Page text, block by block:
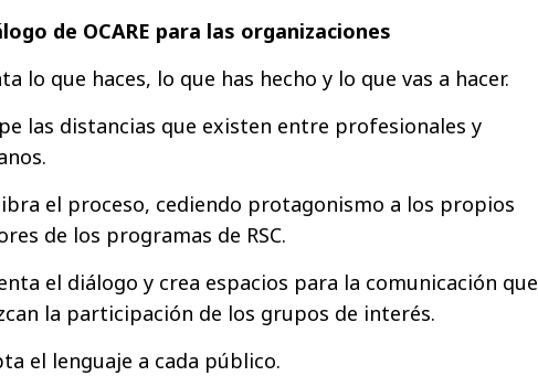
de OCARE para las organizaciones
lo que haces, lo que has hecho y lo que vas a hacer.
las distancias que existen entre profesionales y
el proceso, cediendo protagonismo a los propios
de los programas de RSC.
el diálogo y crea espacios para la comunicación que
la participación de los grupos de interés.
el lenguaje a cada público.